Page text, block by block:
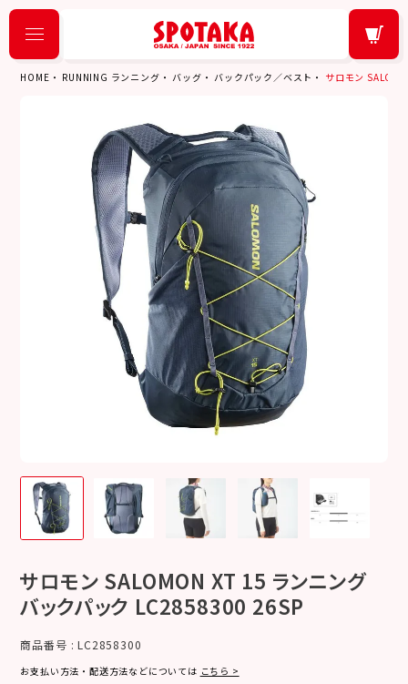
HOME RUNNING ランニング バッグ バックパック／ベスト サロモン
サロモン SALOMON XT 15 ランニング
バックパック LC2858300 26SP
商品番号 LC2858300
お支払い方法・配送方法などについては こちら >